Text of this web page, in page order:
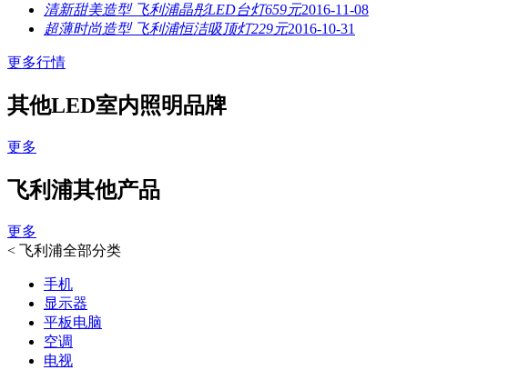
清新甜美造型 飞利浦晶彤LED台灯659元2016-11-08
超薄时尚造型 飞利浦恒洁吸顶灯229元2016-10-31
更多行情
其他LED室内照明品牌
更多
飞利浦其他产品
更多
< 飞利浦全部分类
手机
显示器
平板电脑
空调
电视